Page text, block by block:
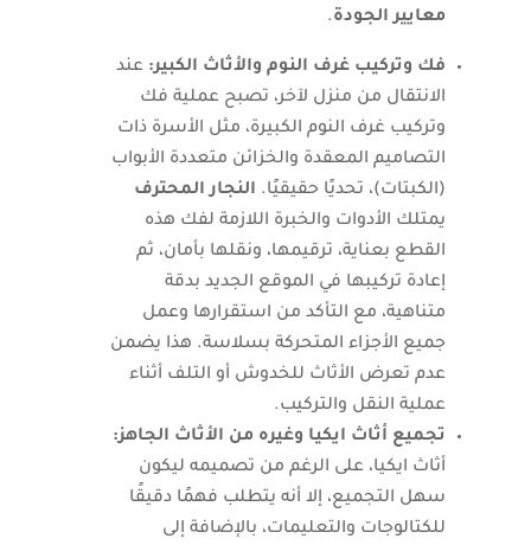
معايير الجودة.
فك وتركيب غرف النوم والأثاث الكبير: عند
الانتقال من منزل لآخر، تصبح عملية فك
وتركيب غرف النوم الكبيرة، مثل الأسرة ذات
التصاميم المعقدة والخزائن متعددة الأبواب
(الكبتات)، تحديًا حقيقيًا. النجار المحترف
يمتلك الأدوات والخبرة اللازمة لفك هذه
القطع بعناية، ترقيمها، ونقلها بأمان، ثم
إعادة تركيبها في الموقع الجديد بدقة
متناهية، مع التأكد من استقرارها وعمل
جميع الأجزاء المتحركة بسلاسة. هذا يضمن
عدم تعرض الأثاث للخدوش أو التلف أثناء
عملية النقل والتركيب.
تجميع أثاث ايكيا وغيره من الأثاث الجاهز:
أثاث ايكيا، على الرغم من تصميمه ليكون
سهل التجميع، إلا أنه يتطلب فهمًا دقيقًا
للكتالوجات والتعليمات، بالإضافة إلى